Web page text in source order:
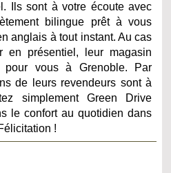
Ils sont à votre écoute avec
bilingue prêt à vous
anglais à tout instant. Au cas
en présentiel, leur magasin
pour vous à Grenoble. Par
de leurs revendeurs sont à
simplement Green Drive
le confort au quotidien dans
!